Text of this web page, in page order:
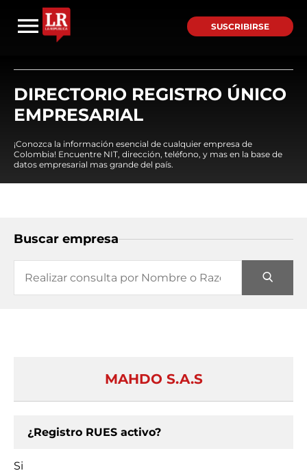
SUSCRIBIRSE
DIRECTORIO REGISTRO ÚNICO
EMPRESARIAL
¡Conozca la información esencial de cualquier empresa de
Colombia! Encuentre NIT, dirección, teléfono, y mas en la base de
datos empresarial mas grande del país.
Buscar empresa
MAHDO S.A.S
¿Registro RUES activo?
Si